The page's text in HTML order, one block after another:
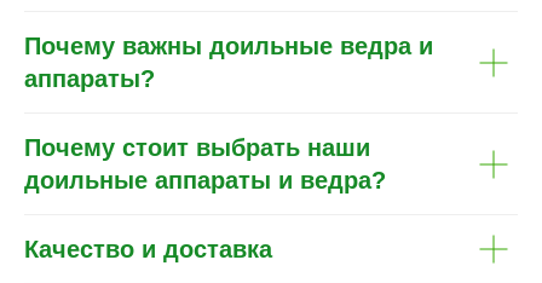
Почему важны доильные ведра и
аппараты?
Почему стоит выбрать наши
доильные аппараты и ведра?
Качество и доставка